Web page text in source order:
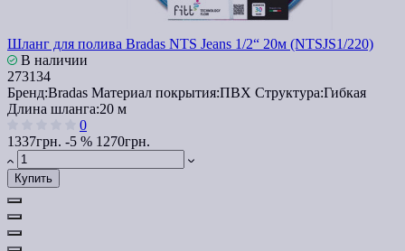
Шланг для полива Bradas NTS Jeans 1/2“ 20м (NTSJS1/220)
В наличии
273134
Бренд:Bradas Материал покрытия:ПВХ Структура:Гибкая
Длина шланга:20 м
0
1337грн. -5 % 1270грн.
Купить